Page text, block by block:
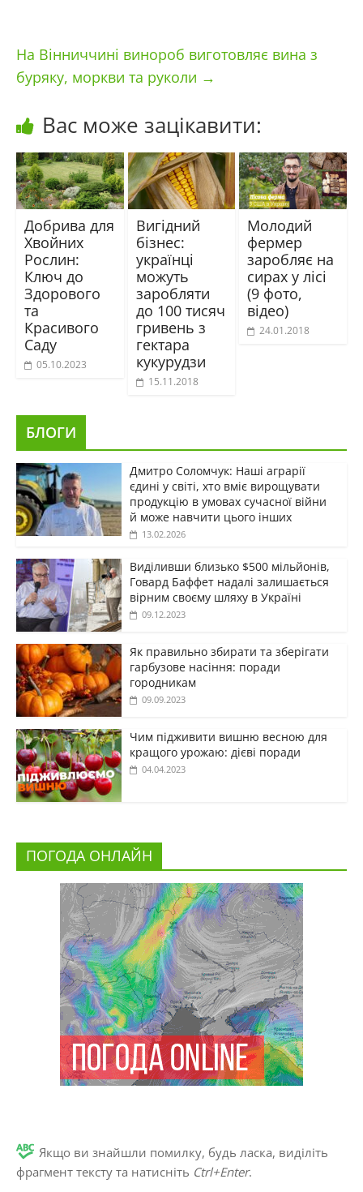
На Вінниччині винороб виготовляє вина з
буряку, моркви та руколи →
Вас може зацікавити:
Добрива для
Хвойних
Рослин:
Ключ до
Здорового
та
Красивого
Саду
05.10.2023
Вигідний
бізнес:
українці
можуть
заробляти
до 100 тисяч
гривень з
гектара
кукурудзи
15.11.2018
Молодий
фермер
заробляє на
сирах у лісі
(9 фото,
відео)
24.01.2018
БЛОГИ
Дмитро Соломчук: Наші аграрії
єдині у світі, хто вміє вирощувати
продукцію в умовах сучасної війни
й може навчити цього інших
13.02.2026
Виділивши близько $500 мільйонів,
Говард Баффет надалі залишається
вірним своєму шляху в Україні
09.12.2023
Як правильно збирати та зберігати
гарбузове насіння: поради
городникам
09.09.2023
Чим підживити вишню весною для
кращого урожаю: дієві поради
04.04.2023
ПОГОДА ОНЛАЙН
Якщо ви знайшли помилку, будь ласка, виділіть
фрагмент тексту та натисніть Ctrl+Enter.